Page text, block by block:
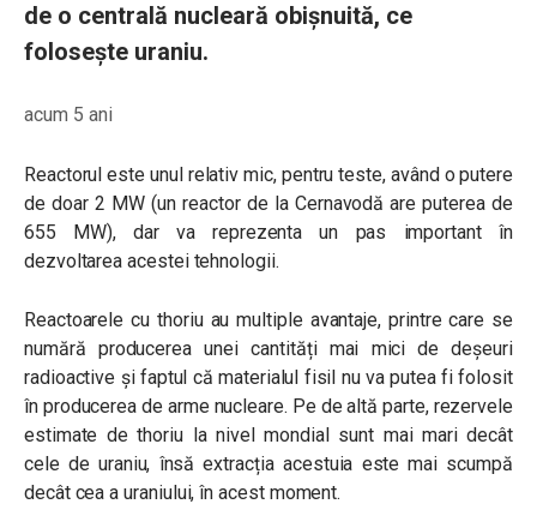
de o centrală nucleară obișnuită, ce
folosește uraniu.
acum 5 ani
Reactorul este unul relativ mic, pentru teste, având o putere
de doar 2 MW (un reactor de la Cernavodă are puterea de
655 MW), dar va reprezenta un pas important în
dezvoltarea acestei tehnologii.
Reactoarele cu thoriu au multiple avantaje, printre care se
numără producerea unei cantități mai mici de deșeuri
radioactive și faptul că materialul fisil nu va putea fi folosit
în producerea de arme nucleare. Pe de altă parte, rezervele
estimate de thoriu la nivel mondial sunt mai mari decât
cele de uraniu, însă extracția acestuia este mai scumpă
decât cea a uraniului, în acest moment.